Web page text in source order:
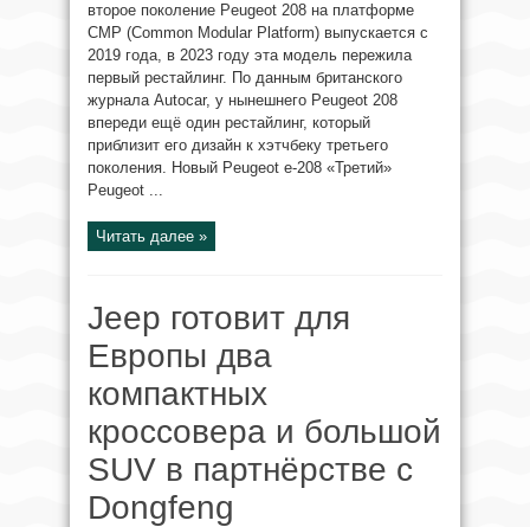
второе поколение Peugeot 208 на платформе
CMP (Common Modular Platform) выпускается с
2019 года, в 2023 году эта модель пережила
первый рестайлинг. По данным британского
журнала Autocar, у нынешнего Peugeot 208
впереди ещё один рестайлинг, который
приблизит его дизайн к хэтчбеку третьего
поколения. Новый Peugeot e-208 «Третий»
Peugeot ...
Читать далее »
Jeep готовит для
Европы два
компактных
кроссовера и большой
SUV в партнёрстве с
Dongfeng